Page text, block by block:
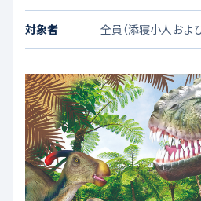
対象者 全員（添寝小人およ